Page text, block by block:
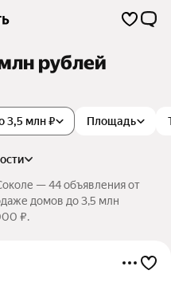
рублей
3,5 млн ₽ Площадь
— 44 объявления от
домов до 3,5 млн
₽.